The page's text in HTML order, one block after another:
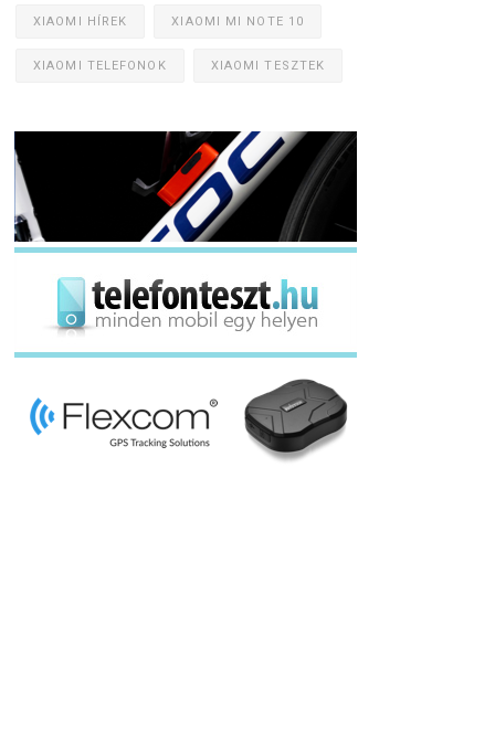
XIAOMI HÍREK XIAOMI MI NOTE 10
XIAOMI TELEFONOK XIAOMI TESZTEK